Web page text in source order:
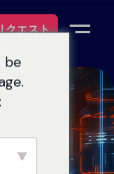
クエスト
be